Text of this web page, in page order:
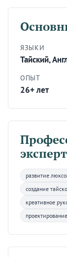
ЯЗЫКИ
Тайский,
ОПЫТ
26+ лет
развитие
создание
креативное